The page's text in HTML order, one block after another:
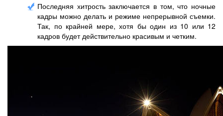
Последняя хитрость заключается в том, что ночные
кадры можно делать и режиме непрерывной съемки.
Так, по крайней мере, хотя бы один из 10 или 12
кадров будет действительно красивым и четким.